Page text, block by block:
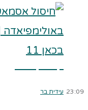
23:09 עידית בר